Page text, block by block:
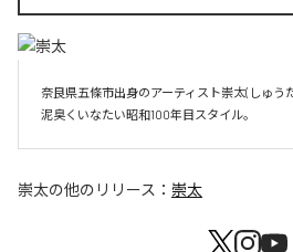
奈良県五條市出身のアーティスト崇太(しゅう
崇太の他のリリース： 崇太